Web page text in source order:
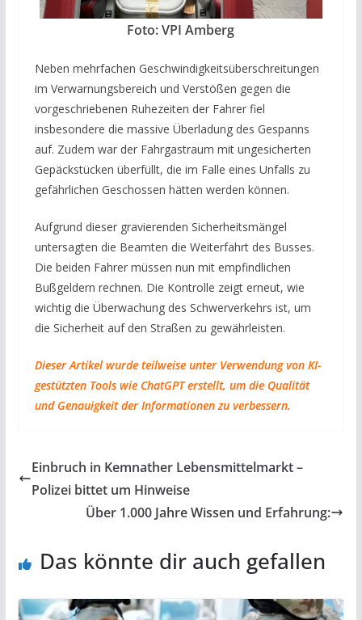
Foto: VPI Amberg
Neben mehrfachen Geschwindigkeitsüberschreitungen
im Verwarnungsbereich und Verstößen gegen die
vorgeschriebenen Ruhezeiten der Fahrer fiel
insbesondere die massive Überladung des Gespanns
auf. Zudem war der Fahrgastraum mit ungesicherten
Gepäckstücken überfüllt, die im Falle eines Unfalls zu
gefährlichen Geschossen hätten werden können.
Aufgrund dieser gravierenden Sicherheitsmängel
untersagten die Beamten die Weiterfahrt des Busses.
Die beiden Fahrer müssen nun mit empfindlichen
Bußgeldern rechnen. Die Kontrolle zeigt erneut, wie
wichtig die Überwachung des Schwerverkehrs ist, um
die Sicherheit auf den Straßen zu gewährleisten.
Dieser Artikel wurde teilweise unter Verwendung von KI-
gestützten Tools wie ChatGPT erstellt, um die Qualität
und Genauigkeit der Informationen zu verbessern.
Einbruch in Kemnather Lebensmittelmarkt –
Polizei bittet um Hinweise
Über 1.000 Jahre Wissen und Erfahrung:
Das könnte dir auch gefallen